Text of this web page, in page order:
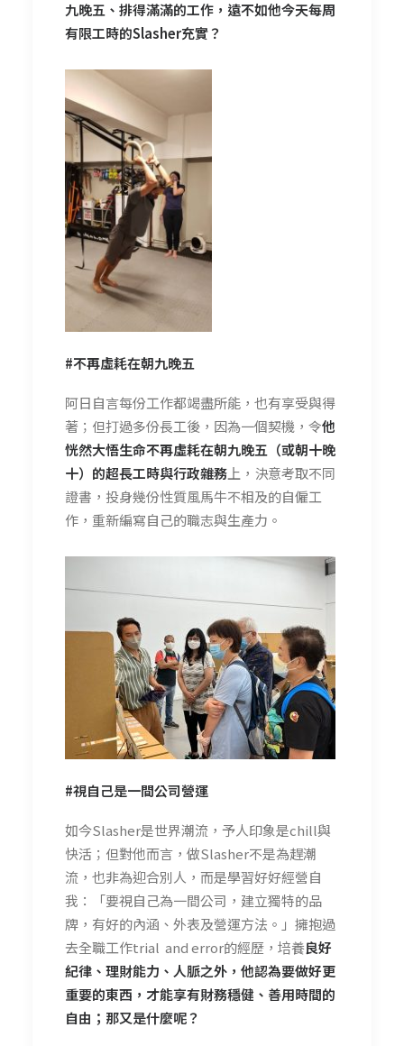
九晚五、排得滿滿的工作，遠不如他今天每周
有限工時的Slasher充實？
#不再虛耗在朝九晚五
阿日自言每份工作都竭盡所能，也有享受與得
著；但打過多份長工後，因為一個契機，令他
恍然大悟生命不再虛耗在朝九晚五（或朝十晚
十）的超長工時與行政雜務 上，決意考取不同
證書，投身幾份性質風馬牛不相及的自僱工
作，重新編寫自己的職志與生產力。
#視自己是一間公司營運
如今Slasher是世界潮流，予人印象是chill與
快活；但對他而言，做Slasher不是為趕潮
流，也非為迎合別人，而是學習好好經營自
我：「要視自己為一間公司，建立獨特的品
牌，有好的內涵、外表及營運方法。」擁抱過
去全職工作trial and error的經歷，培養良好
紀律、理財能力、人脈之外，他認為要做好更
重要的東西，才能享有財務穩健、善用時間的
自由；那又是什麼呢？